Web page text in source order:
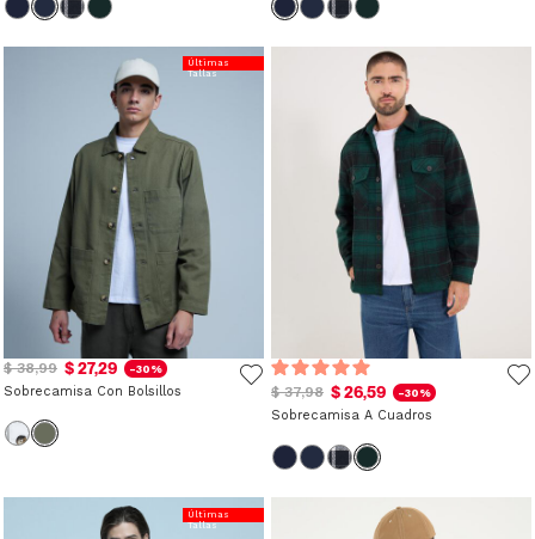
Últimas
Tallas
$ 38,99 $ 27,29 -30%
Sobrecamisa Con Bolsillos $ 37,98 $ 26,59 -30%
Sobrecamisa A Cuadros
Últimas
Tallas